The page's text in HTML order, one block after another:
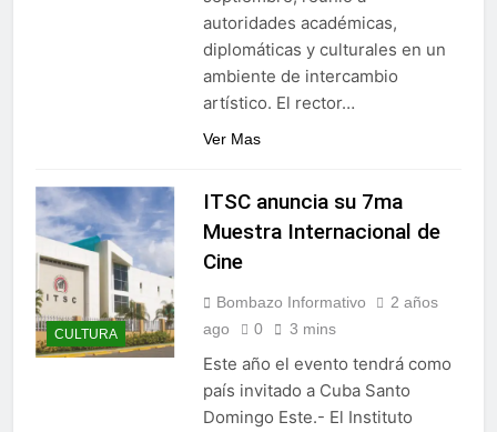
autoridades académicas,
diplomáticas y culturales en un
ambiente de intercambio
artístico. El rector…
Ver Mas
CULTURA
ITSC anuncia su 7ma
Muestra Internacional de
Cine
Bombazo Informativo
2 años
ago
0 3 mins
Este año el evento tendrá como
país invitado a Cuba Santo
Domingo Este.-­ El Instituto